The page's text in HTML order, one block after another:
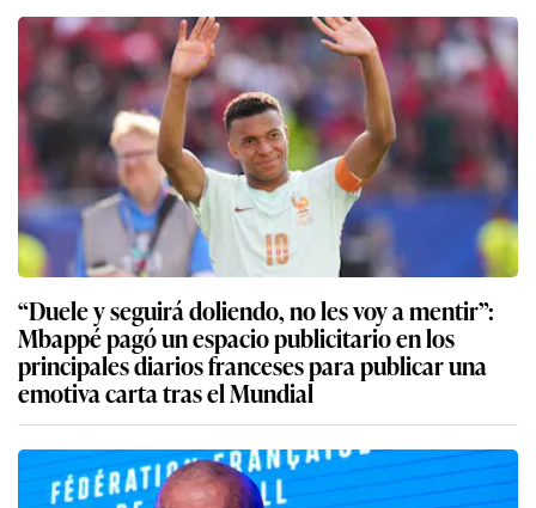
“Duele y seguirá doliendo, no les voy a mentir”:
Mbappé pagó un espacio publicitario en los
principales diarios franceses para publicar una
emotiva carta tras el Mundial